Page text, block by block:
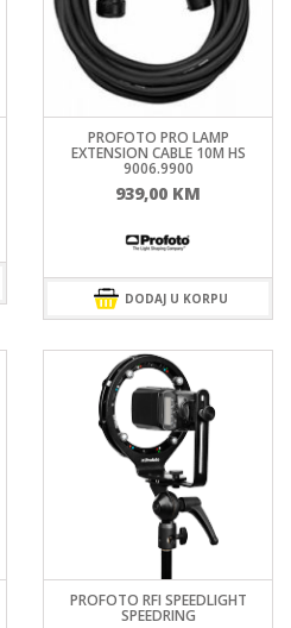
PROFOTO PRO LAMP
EXTENSION CABLE 10M HS
9006.9900
939,00 KM
DODAJ U KORPU
PROFOTO RFI SPEEDLIGHT
SPEEDRING